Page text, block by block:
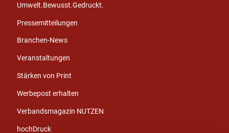
Umwelt.Bewusst.Gedruckt.
Pressemitteilungen
Branchen-News
Veranstaltungen
Stärken von Print
Werbepost erhalten
Verbandsmagazin NUTZEN
hochDruck